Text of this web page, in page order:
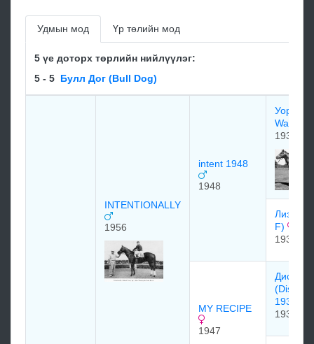
Удмын мод Үр төлийн мод
5 үе доторх төрлийн нийлүүлэг:
5 - 5 Булл Дог (Bull Dog)
INTENTIONALLY
1956
intent 1948
1948
Уор
War
1938
Лиз Эф
F)
1933
MY RECIPE
1947
1931
1931